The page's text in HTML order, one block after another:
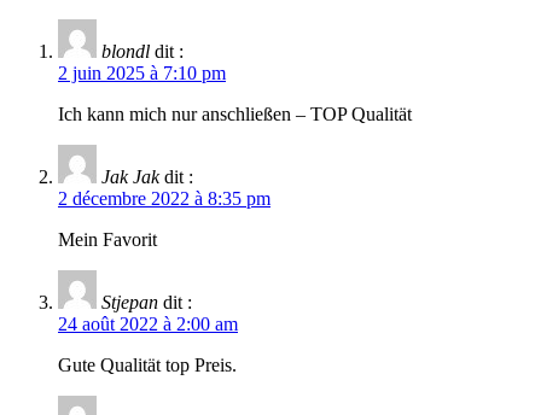
blondl dit :
2 juin 2025 à 7:10 pm
Ich kann mich nur anschließen – TOP Qualität
Jak Jak dit :
2 décembre 2022 à 8:35 pm
Mein Favorit
Stjepan dit :
24 août 2022 à 2:00 am
Gute Qualität top Preis.